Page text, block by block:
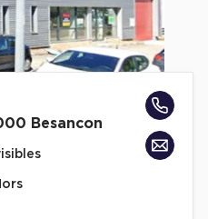
Besancon